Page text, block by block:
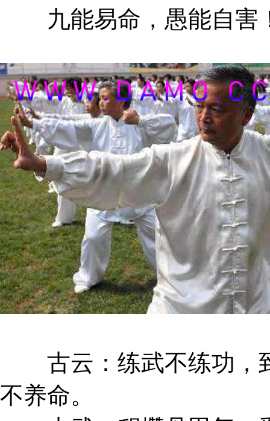
九能易命，愚能自害
古云：练武不练功，
不养命。